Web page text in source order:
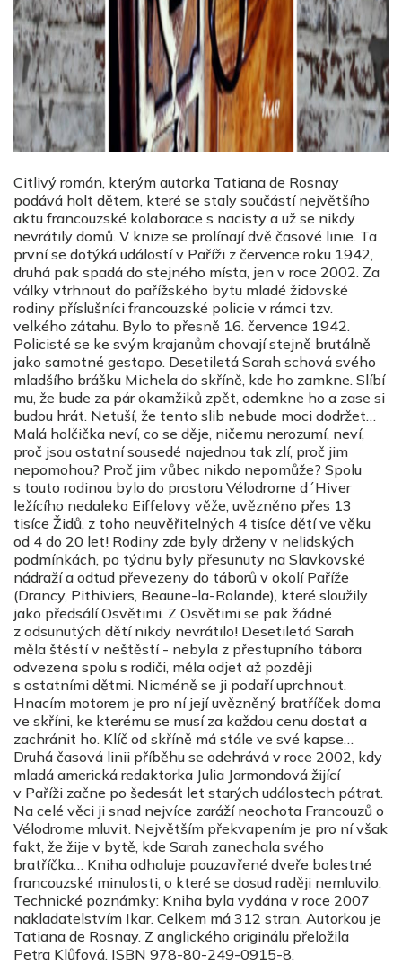
Citlivý román, kterým autorka Tatiana de Rosnay
podává holt dětem, které se staly součástí největšího
aktu francouzské kolaborace s nacisty a už se nikdy
nevrátily domů. V knize se prolínají dvě časové linie. Ta
první se dotýká událostí v Paříži z července roku 1942,
druhá pak spadá do stejného místa, jen v roce 2002. Za
války vtrhnout do pařížského bytu mladé židovské
rodiny příslušníci francouzské policie v rámci tzv.
velkého zátahu. Bylo to přesně 16. července 1942.
Policisté se ke svým krajanům chovají stejně brutálně
jako samotné gestapo. Desetiletá Sarah schová svého
mladšího brášku Michela do skříně, kde ho zamkne. Slíbí
mu, že bude za pár okamžiků zpět, odemkne ho a zase si
budou hrát. Netuší, že tento slib nebude moci dodržet…
Malá holčička neví, co se děje, ničemu nerozumí, neví,
proč jsou ostatní sousedé najednou tak zlí, proč jim
nepomohou? Proč jim vůbec nikdo nepomůže? Spolu
s touto rodinou bylo do prostoru Vélodrome d´Hiver
ležícího nedaleko Eiffelovy věže, uvězněno přes 13
tisíce Židů, z toho neuvěřitelných 4 tisíce dětí ve věku
od 4 do 20 let! Rodiny zde byly drženy v nelidských
podmínkách, po týdnu byly přesunuty na Slavkovské
nádraží a odtud převezeny do táborů v okolí Paříže
(Drancy, Pithiviers, Beaune-la-Rolande), které sloužily
jako předsálí Osvětimi. Z Osvětimi se pak žádné
z odsunutých dětí nikdy nevrátilo! Desetiletá Sarah
měla štěstí v neštěstí - nebyla z přestupního tábora
odvezena spolu s rodiči, měla odjet až později
s ostatními dětmi. Nicméně se ji podaří uprchnout.
Hnacím motorem je pro ní její uvězněný bratříček doma
ve skříni, ke kterému se musí za každou cenu dostat a
zachránit ho. Klíč od skříně má stále ve své kapse…
Druhá časová linii příběhu se odehrává v roce 2002, kdy
mladá americká redaktorka Julia Jarmondová žijící
v Paříži začne po šedesát let starých událostech pátrat.
Na celé věci ji snad nejvíce zaráží neochota Francouzů o
Vélodrome mluvit. Největším překvapením je pro ní však
fakt, že žije v bytě, kde Sarah zanechala svého
bratříčka… Kniha odhaluje pouzavřené dveře bolestné
francouzské minulosti, o které se dosud raději nemluvilo.
Technické poznámky: Kniha byla vydána v roce 2007
nakladatelstvím Ikar. Celkem má 312 stran. Autorkou je
Tatiana de Rosnay. Z anglického originálu přeložila
Petra Klůfová. ISBN 978-80-249-0915-8.